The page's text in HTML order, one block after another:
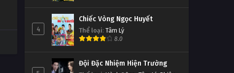
4
Chiếc Vòng Ngọc Huyết
Thể loại: Tâm Lý
8.0
Đội Đặc Nhiệm Hiện Trường